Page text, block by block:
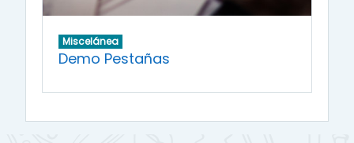
Miscelánea
Demo Pestañas